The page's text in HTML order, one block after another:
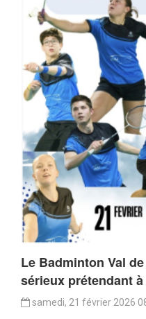
Le Badminton Val
sérieux prétendant
samedi, 21 février 2026